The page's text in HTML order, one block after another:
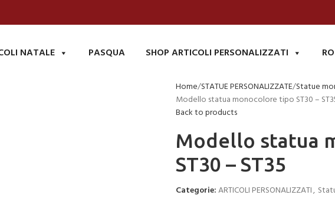
NATALE PASQUA SHOP ARTICOLI PERSONALIZZATI
Home STATUE PERSONALIZZATE Statue
Modello statua monocolore tipo ST30 –
Back to products
Modello statua
ST30 – ST35
Categorie:ARTICOLI PERSONALIZZATI,